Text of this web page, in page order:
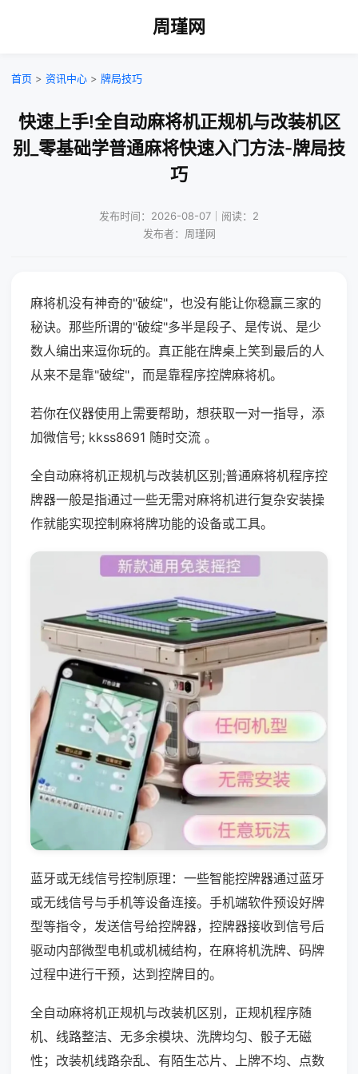
周瑾网
首页 > 资讯中心 > 牌局技巧
快速上手!全自动麻将机正规机与改装机区
别_零基础学普通麻将快速入门方法-牌局技
巧
发布时间：2026-08-07｜阅读：2
发布者：周瑾网
麻将机没有神奇的"破绽"，也没有能让你稳赢三家的
秘诀。那些所谓的"破绽"多半是段子、是传说、是少
数人编出来逗你玩的。真正能在牌桌上笑到最后的人
从来不是靠"破绽"，而是靠程序控牌麻将机。
若你在仪器使用上需要帮助，想获取一对一指导，添
加微信号; kkss8691 随时交流 。
全自动麻将机正规机与改装机区别;普通麻将机程序控
牌器一般是指通过一些无需对麻将机进行复杂安装操
作就能实现控制麻将牌功能的设备或工具。
蓝牙或无线信号控制原理：一些智能控牌器通过蓝牙
或无线信号与手机等设备连接。手机端软件预设好牌
型等指令，发送信号给控牌器，控牌器接收到信号后
驱动内部微型电机或机械结构，在麻将机洗牌、码牌
过程中进行干预，达到控牌目的。
全自动麻将机正规机与改装机区别，正规机程序随
机、线路整洁、无多余模块、洗牌均匀、骰子无磁
性；改装机线路杂乱、有陌生芯片、上牌不均、点数